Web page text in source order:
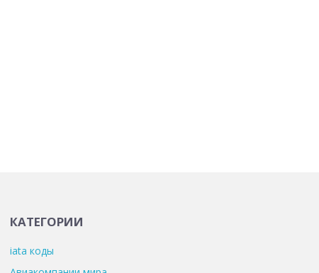
КАТЕГОРИИ
iata коды